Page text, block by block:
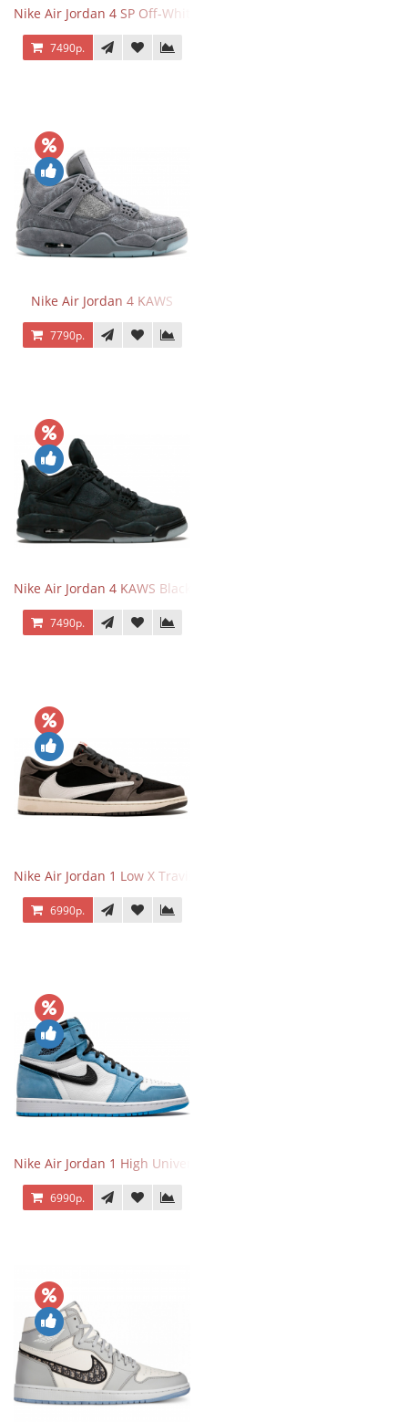
Nike Air Jordan 4 SP Off-White Sail
7490р.
Nike Air Jordan 4 KAWS
7790р.
Nike Air Jordan 4 KAWS Black
7490р.
Nike Air Jordan 1 Low X Travis Scott
6990р.
Nike Air Jordan 1 High University Blue
6990р.